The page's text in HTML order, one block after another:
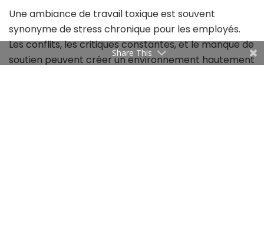
Une ambiance de travail toxique est souvent
synonyme de stress chronique pour les employés.
Les conflits, les critiques constantes, et le manque de
soutien peuvent créer un environnement hautement
Share This